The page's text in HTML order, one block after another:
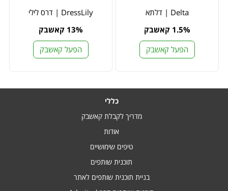
Delta | דלתא
1.5% קאשבק
הפעל קאשבק
DressLily | דרס לילי
13% קאשבק
הפעל קאשבק
כללי
מדריך לקבלת קאשבק
אודות
טיפים שימושיים
תוכנית שותפים
בניית תוכנית שותפים לאתר